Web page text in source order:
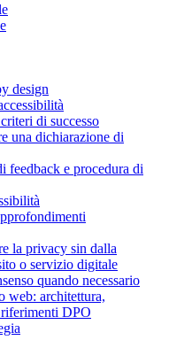
design
di successo
una dichiarazione di
feedback e procedura di
la privacy sin dalla
o servizio digitale
quando necessario
web: architettura,
DPO